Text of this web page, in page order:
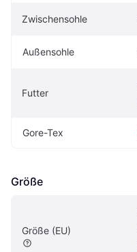
Zwischensohle
Außensohle
Futter
Gore-Tex
Größe
Größe (EU)